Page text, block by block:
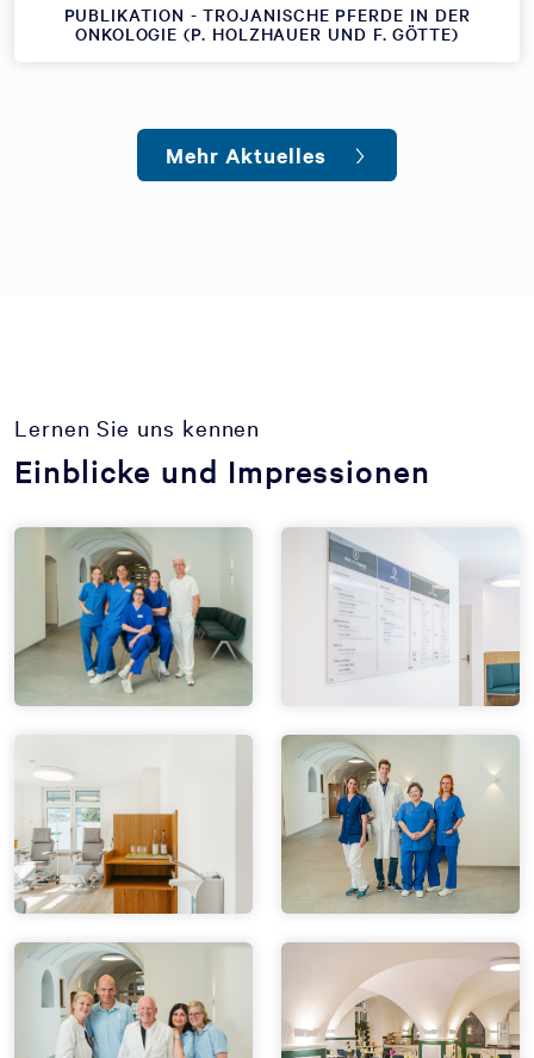
PUBLIKATION - TROJANISCHE PFERDE IN DER
ONKOLOGIE (P. HOLZHAUER UND F. GÖTTE)
Mehr Aktuelles
Lernen Sie uns kennen
Einblicke und Impressionen